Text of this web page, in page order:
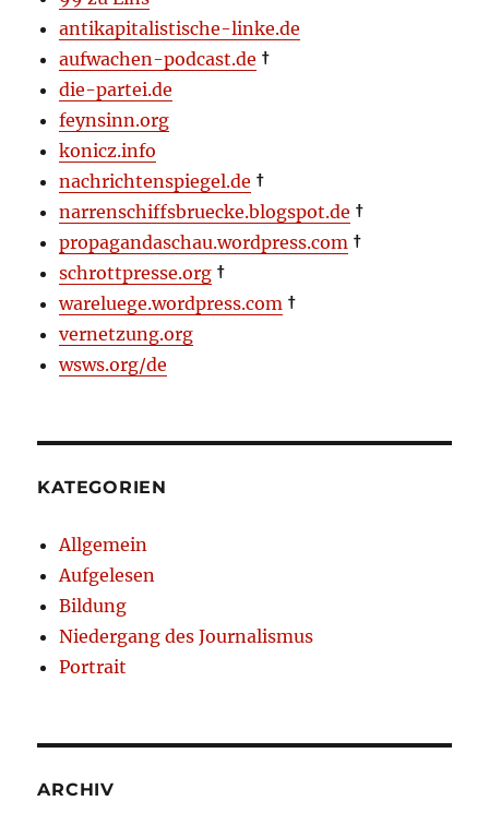
antikapitalistische-linke.de
aufwachen-podcast.de †
die-partei.de
feynsinn.org
konicz.info
nachrichtenspiegel.de †
narrenschiffsbruecke.blogspot.de †
propagandaschau.wordpress.com †
schrottpresse.org †
wareluege.wordpress.com †
vernetzung.org
wsws.org/de
KATEGORIEN
Allgemein
Aufgelesen
Bildung
Niedergang des Journalismus
Portrait
ARCHIV